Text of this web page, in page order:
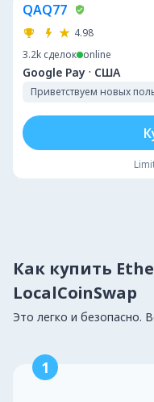
QAQ77
4.98
3.2k сделок online
Google Pay · США
Приветствуем новых
Как купить
LocalCoinSwap
Это легко и безопасно.
1